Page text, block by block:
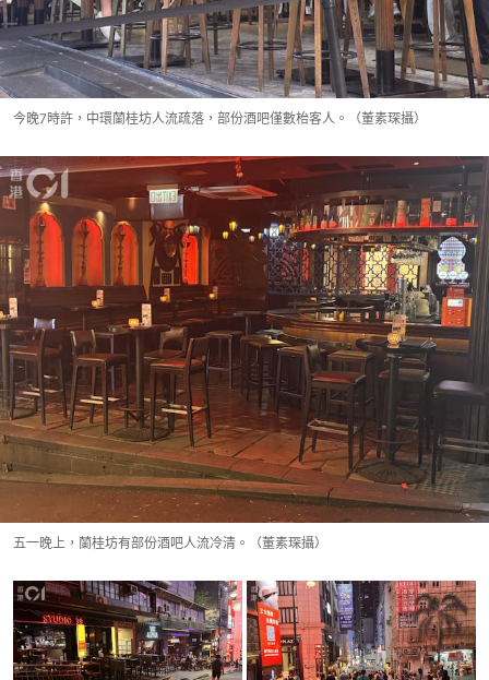
今晚7時許，中環蘭桂坊人流疏落，部份酒吧僅數枱客人。（董素琛攝）
五一晚上，蘭桂坊有部份酒吧人流冷清。（董素琛攝）